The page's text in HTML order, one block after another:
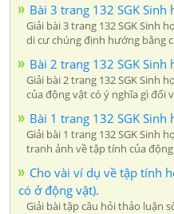
Bài 3 trang 132 SGK Sinh
Giải bài 3 trang 132 SGK Sinh
di cư chúng định hướng bằng
Bài 2 trang 132 SGK Sinh
Giải bài 2 trang 132 SGK Sinh
của động vật có ý nghĩa gì đối
Bài 1 trang 132 SGK Sinh
Giải bài 1 trang 132 SGK Sinh
tranh ảnh về tập tính của
Cho vài ví dụ về tập tính
có ở động vật).
Giải bài tập câu hỏi thảo luận